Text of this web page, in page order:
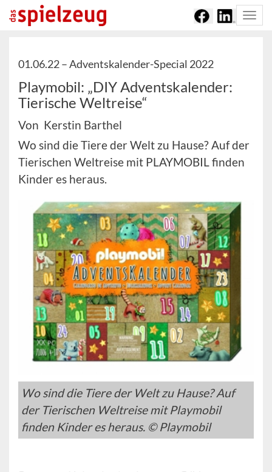
01.06.22 –Adventskalender-Special 2022
Playmobil: „DIY Adventskalender:
Tierische Weltreise“
Von Kerstin Barthel
Wo sind die Tiere der Welt zu Hause? Auf der
Tierischen Weltreise mit PLAYMOBIL finden
Kinder es heraus.
Wo sind die Tiere der Welt zu Hause? Auf
der Tierischen Weltreise mit Playmobil
finden Kinder es heraus. © Playmobil